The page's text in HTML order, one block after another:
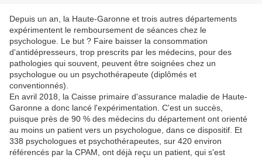
Depuis un an, la Haute-Garonne et trois autres départements
expérimentent le remboursement de séances chez le
psychologue. Le but ? Faire baisser la consommation
d'antidépresseurs, trop prescrits par les médecins, pour des
pathologies qui souvent, peuvent être soignées chez un
psychologue ou un psychothérapeute (diplômés et
conventionnés).
En avril 2018, la Caisse primaire d'assurance maladie de Haute-
Garonne a donc lancé l'expérimentation. C'est un succès,
puisque près de 90 % des médecins du département ont orienté
au moins un patient vers un psychologue, dans ce dispositif. Et
338 psychologues et psychothérapeutes, sur 420 environ
référencés par la CPAM, ont déjà reçu un patient, qui s'est